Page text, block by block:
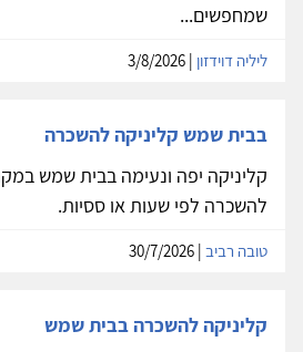
שמחפשים...
ליליה דוידזון
בבית שמש קליניקה להשכרה
קליניקה יפה ונעימה בבית שמש
להשכרה לפי שעות או ססיות.
טובה רביב
קליניקה להשכרה בבית שמש